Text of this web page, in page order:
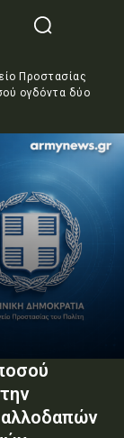
Προστασίας
ογδόντα δύο